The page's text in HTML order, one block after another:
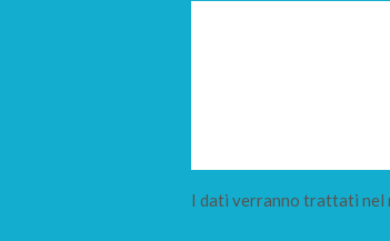
I dati verranno trattati nel